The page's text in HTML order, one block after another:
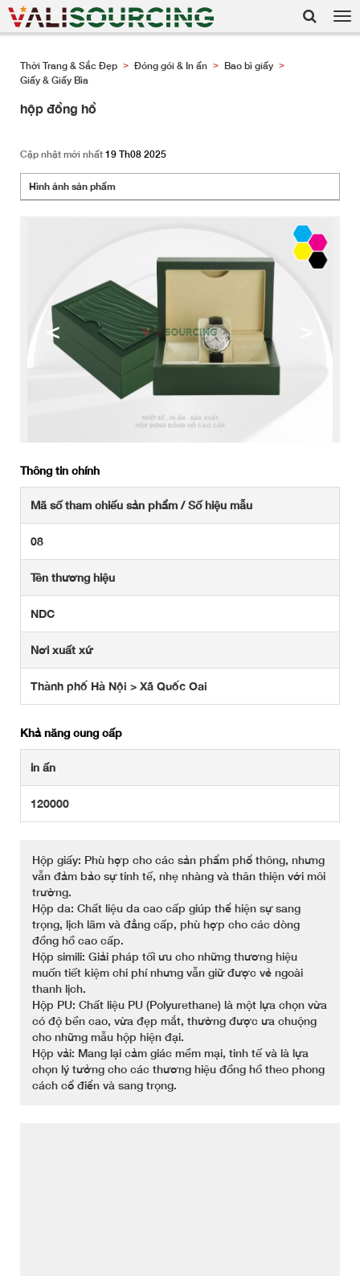
Thời Trang & Sắc Đẹp > Đóng gói & In ấn > Bao bì giấy >
Giấy & Giấy Bìa
hộp đồng hồ
Cập nhật mới nhất 19 Th08 2025
Hình ảnh sản phẩm
<
Thông tin chính
Mã số tham chiếu sản phẩm / Số hiệu mẫu
08
Tên thương hiệu
NDC
Nơi xuất xứ
Thành phố Hà Nội > Xã Quốc Oai
Khả năng cung cấp
in ấn
120000
Hộp giấy: Phù hợp cho các sản phẩm phổ thông, nhưng
vẫn đảm bảo sự tinh tế, nhẹ nhàng và thân thiện với môi
trường.
Hộp da: Chất liệu da cao cấp giúp thể hiện sự sang
trọng, lịch lãm và đẳng cấp, phù hợp cho các dòng
đồng hồ cao cấp.
Hộp simili: Giải pháp tối ưu cho những thương hiệu
muốn tiết kiệm chi phí nhưng vẫn giữ được vẻ ngoài
thanh lịch.
Hộp PU: Chất liệu PU (Polyurethane) là một lựa chọn vừa
có độ bền cao, vừa đẹp mắt, thường được ưa chuộng
cho những mẫu hộp hiện đại.
Hộp vải: Mang lại cảm giác mềm mại, tinh tế và là lựa
chọn lý tưởng cho các thương hiệu đồng hồ theo phong
cách cổ điển và sang trọng.